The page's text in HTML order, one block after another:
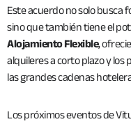
Este acuerdo no solo busca
sino que también tiene el
Alojamiento Flexible,
alquileres a corto plazo y
las grandes cadenas
Los próximos eventos de